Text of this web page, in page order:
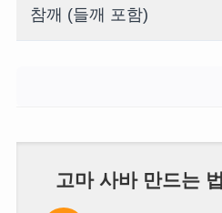
참깨 (들깨 포함)
고마 사바 만드는 법